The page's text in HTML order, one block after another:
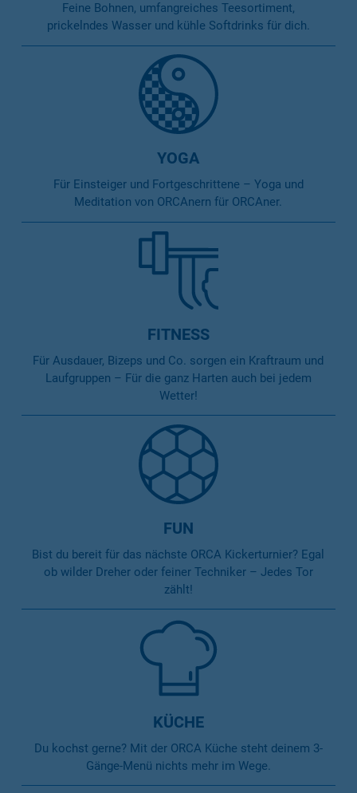
Feine Bohnen, umfangreiches Teesortiment,
prickelndes Wasser und kühle Softdrinks für dich.
YOGA
Für Einsteiger und Fortgeschrittene – Yoga und
Meditation von ORCAnern für ORCAner.
FITNESS
Für Ausdauer, Bizeps und Co. sorgen ein Kraftraum und
Laufgruppen – Für die ganz Harten auch bei jedem
Wetter!
FUN
Bist du bereit für das nächste ORCA Kickerturnier? Egal
ob wilder Dreher oder feiner Techniker – Jedes Tor
zählt!
KÜCHE
Du kochst gerne? Mit der ORCA Küche steht deinem 3-
Gänge-Menü nichts mehr im Wege.